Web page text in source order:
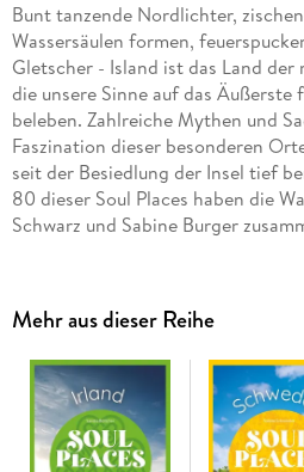
Bunt tanzende Nordlichter,
Wassersäulen formen,
Gletscher - Island ist das Land der
die unsere Sinne auf das Äußerste
beleben. Zahlreiche Mythen und
Faszination dieser besonderen
seit der Besiedlung der Insel tief
80 dieser Soul Places haben die
Schwarz und Sabine Burger
Hierzu verbringen sie rund die
Inselstaat.
Soul Places Island lädt dazu ein,
Islands einzutauchen. Eine
ein Wegweiser für alle, die Island
wollen.
Mehr aus dieser Reihe